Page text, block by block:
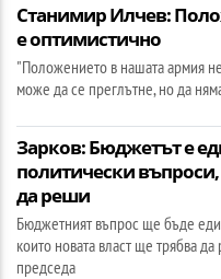
Станимир Илчев:
е оптимистично
"Положението в нашата армия
може да се преглътне, но да
Зарков: Бюджетът е
политически въпроси,
да реши
Бюджетният въпрос ще бъде
които новата власт ще трябва
председа